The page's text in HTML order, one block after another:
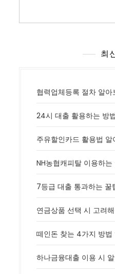
최
협력업체등록 절차 알아
24시 대출 활용하는 방
주유할인카드 활용법 알
NH농협캐피탈 이용하
7등급 대출 통과하는 꿀
연금상품 선택 시 고려
떼인돈 찾는 4가지 방법
하나금융대출 이용 시